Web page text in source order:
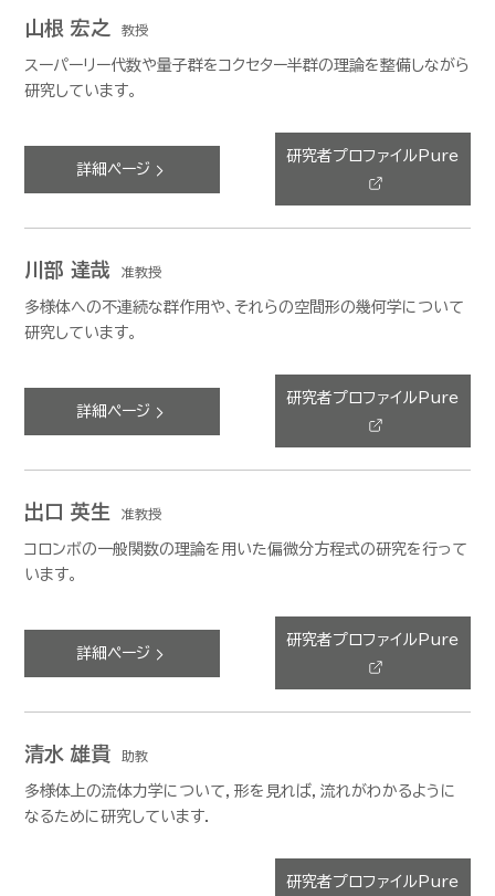
山根 宏之 教授
スーパーリー代数や量子群をコクセター半群の理論を整備しながら
研究しています。
詳細ページ
研究者プロファイルPure
川部 達哉 准教授
多様体への不連続な群作用や、それらの空間形の幾何学について
研究しています。
詳細ページ
研究者プロファイルPure
出口 英生 准教授
コロンボの一般関数の理論を用いた偏微分方程式の研究を行って
います。
詳細ページ
研究者プロファイルPure
清水 雄貴 助教
多様体上の流体力学について，形を見れば，流れがわかるように
なるために研究しています．
研究者プロファイルPure